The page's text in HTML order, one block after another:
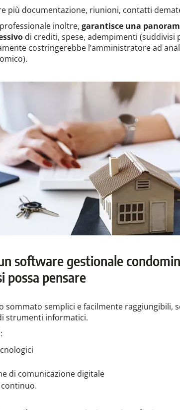
più documentazione, riunioni, contatti
inoltre, garantisce una
di crediti, spese, adempimenti (suddivisi
costringerebbe l’amministratore ad
software gestionale
possa pensare
sommato semplici e facilmente raggiungibili,
strumenti informatici.
di comunicazione digitale